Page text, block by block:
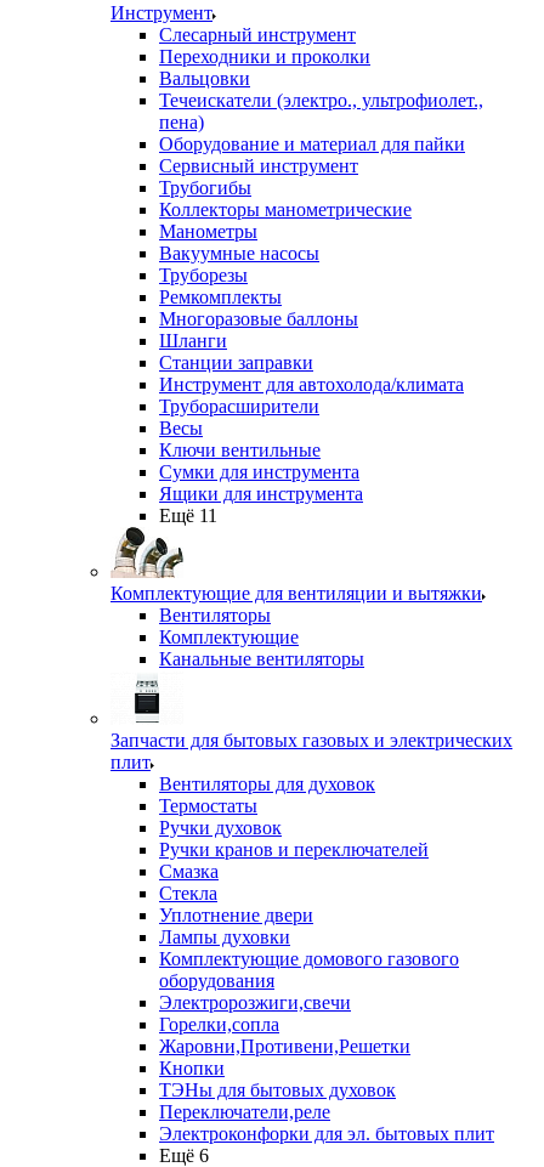
Инструмент
Слесарный инструмент
Переходники и проколки
Вальцовки
Течеискатели (электро., ультрофиолет.,
пена)
Оборудование и материал для пайки
Сервисный инструмент
Трубогибы
Коллекторы манометрические
Манометры
Вакуумные насосы
Труборезы
Ремкомплекты
Многоразовые баллоны
Шланги
Станции заправки
Инструмент для автохолода/климата
Труборасширители
Весы
Ключи вентильные
Сумки для инструмента
Ящики для инструмента
Ещё 11
Комплектующие для вентиляции и вытяжки
Вентиляторы
Комплектующие
Канальные вентиляторы
Запчасти для бытовых газовых и электрических
плит
Вентиляторы для духовок
Термостаты
Ручки духовок
Ручки кранов и переключателей
Смазка
Стекла
Уплотнение двери
Лампы духовки
Комплектующие домового газового
оборудования
Электророзжиги,свечи
Горелки,сопла
Жаровни,Противени,Решетки
Кнопки
ТЭНы для бытовых духовок
Переключатели,реле
Электроконфорки для эл. бытовых плит
Ещё 6